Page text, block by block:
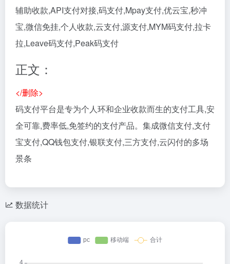
辅助收款,API支付对接,码支付,Mpay支付,优云宝,秒冲
宝,微信免挂,个人收款,云支付,源支付,MYM码支付,拉卡
拉,Leave码支付,Peak码支付
正文：
</删除>
码支付平台是专为个人环和企业收款而生的支付工具,安
全可靠,费率低,免签约的支付产品。集成微信支付,支付
宝支付,QQ钱包支付,银联支付,三方支付,云闪付的多场
景条
数据统计